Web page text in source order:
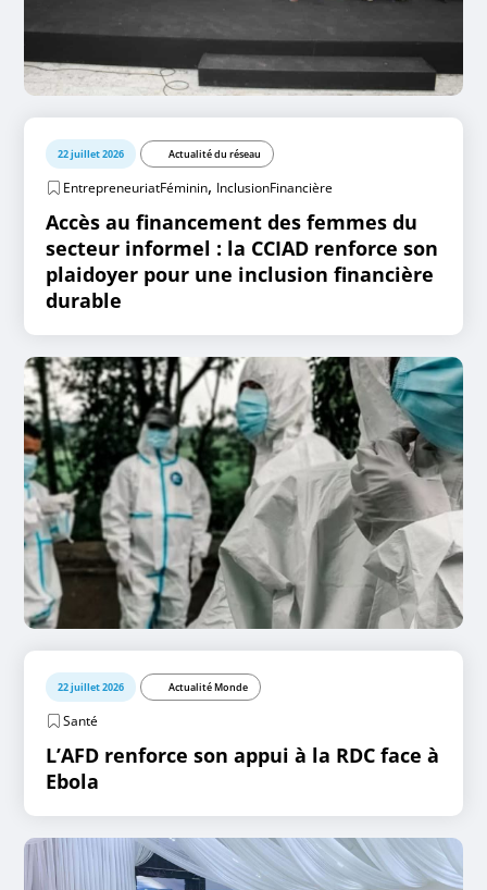
22 juillet 2026 Actualité du réseau
EntrepreneuriatFéminin, InclusionFinancière
Accès au financement des femmes du
secteur informel : la CCIAD renforce son
plaidoyer pour une inclusion financière
durable
22 juillet 2026 Actualité Monde
Santé
L’AFD renforce son appui à la RDC face à
Ebola